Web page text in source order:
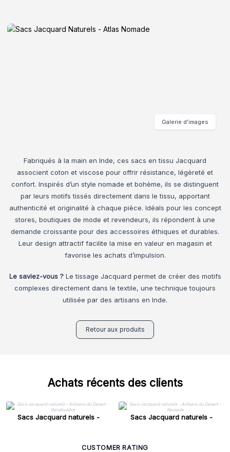
Fabriqués à la main en Inde, ces sacs en tissu Jacquard
associent coton et viscose pour offrir résistance, légèreté et
confort. Inspirés d’un style nomade et bohème, ils se distinguent
par leurs motifs tissés directement dans le tissu, apportant
authenticité et originalité à chaque pièce. Idéals pour les concept
stores, boutiques de mode et revendeurs, ils répondent à une
demande croissante pour des accessoires éthiques et durables.
Leur design attractif facilite la mise en valeur en magasin et
favorise les achats d’impulsion.
Le saviez-vous ?Le tissage Jacquard permet de créer des motifs
complexes directement dans le textile, une technique toujours
utilisée par des artisans en Inde.
Retour aux produits
Galerie d’images
Achats récents des clients
Sacs Jacquard naturels -
Sacs Jacquard naturels -
CUSTOMER RATING